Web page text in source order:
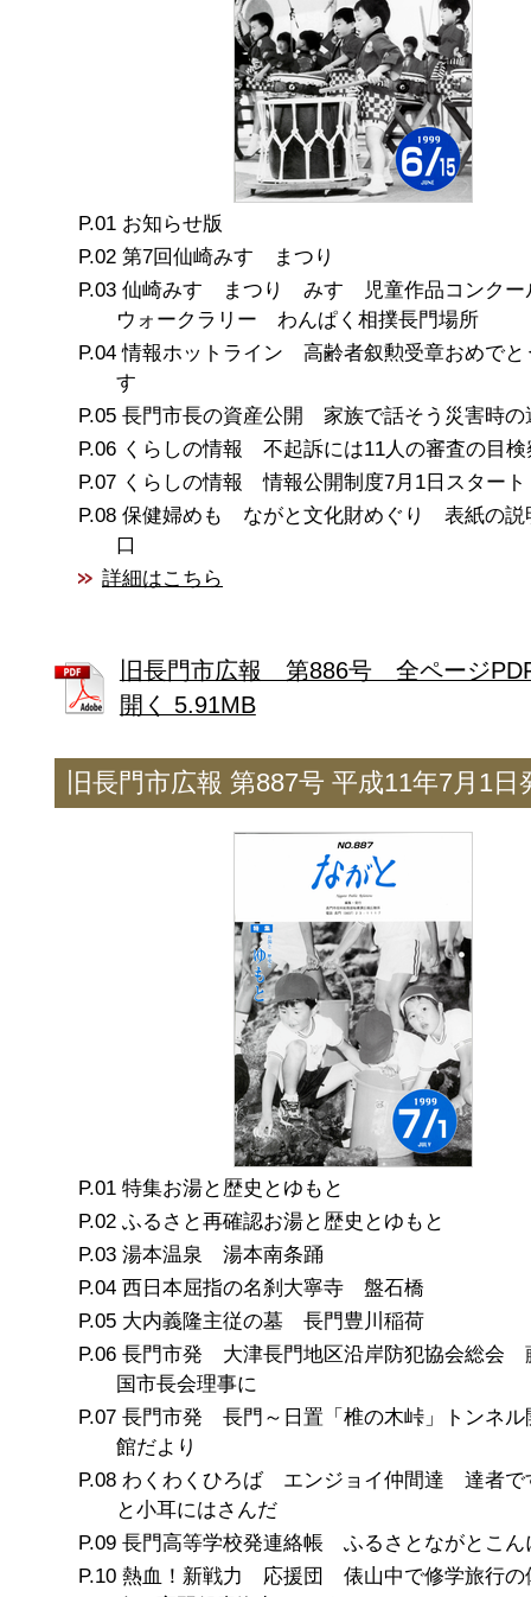
お知らせ版
第7回仙崎みすゞまつり
仙崎みすゞまつり みすゞ児童作品コンク
ウォークラリー わんぱく相撲長門場所
情報ホットライン 高齢者叙勲受章おめでと
す
長門市長の資産公開 家族で話そう災害時の
くらしの情報 不起訴には11人の審査の目検
くらしの情報 情報公開制度7月1日スタート
保健婦めも ながと文化財めぐり 表紙の
口
詳細はこちら
旧長門市広報 第886号 全ページ
開く 5.91MB
旧長門市広報 第887号 平成11年7月1日
特集お湯と歴史とゆもと
ふるさと再確認お湯と歴史とゆもと
湯本温泉 湯本南条踊
西日本屈指の名刹大寧寺 盤石橋
大内義隆主従の墓 長門豊川稲荷
長門市発 大津長門地区沿岸防犯協会総会
国市長会理事に
長門市発 長門～日置「椎の木峠」トンネ
館だより
わくわくひろば エンジョイ仲間達 達者
と小耳にはさんだ
長門高等学校発連絡帳 ふるさとながとこん
熱血！新戦力 応援団 俵山中で修学旅行の